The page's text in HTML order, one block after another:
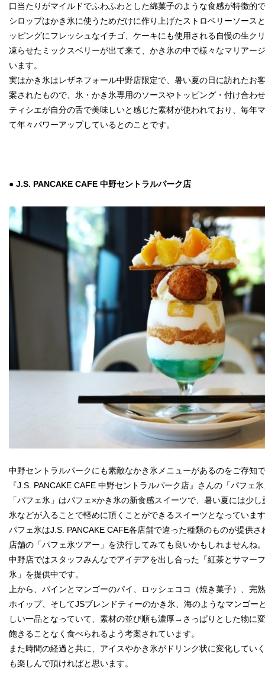
口当たりがマイルドでふわふわとした綿菓子のような食感が特徴的
シロップはかき氷に使うためだけに作り上げたストロベリーソース
ッピングにフレッシュなイチゴ、ケーキにも使用される自慢の生ク
凍らせたミックスベリーが出て来て、かき氷の中で様々なマリアー
います。
実はかき氷はレザネフォール中野店限定で、暑い夏の日に訪れたお
案されたもので、氷・かき氷専用のソースやトッピング・付け合わ
ティシエが自分の舌で美味しいと感じた素材が使われており、毎年
て年々パワーアップしているとのことです。
● J.S. PANCAKE CAFE 中野セントラルパーク店
中野セントラルパークにも素敵なかき氷メニューがあるのをご存知
『J.S. PANCAKE CAFE 中野セントラルパーク店』さんの「パフェ
「パフェ氷」はパフェ×かき氷の新食感スイーツで、暑い夏には少
氷などが入ることで軽めに頂くことができるスイーツとなっていま
パフェ氷はJ.S. PANCAKE CAFE各店舗で違った種類のものが提供
店舗の「パフェ氷ツアー」を決行してみても良いかもしれませんね。
中野店ではスタッフみんなでアイデアを出し合った「紅茶とサマー
氷」を提供中です。
上から、パインとマンゴーのパイ、ロッシェココ（焼き菓子）、完
ホイップ、そしてJSブレンドティーのかき氷、海のようなマンゴー
しい一品となっていて、素材の並び順も濃厚→さっぱりとした物に
飽きることなく食べられるよう考案されています。
また時間の経過と共に、アイスやかき氷がドリンク状に変化してい
も楽しんで頂ければと思います。